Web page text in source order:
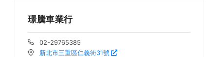
璟騰車業行
02-29765385
新北市三重區仁義街31號